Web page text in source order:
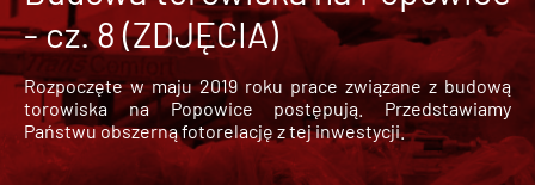
- cz. 8 (ZDJĘCIA)
Rozpoczęte w maju 2019 roku prace związane z budową
torowiska na Popowice
postępują. Przedstawiamy
Państwu obszerną fotorelację z tej inwestycji.